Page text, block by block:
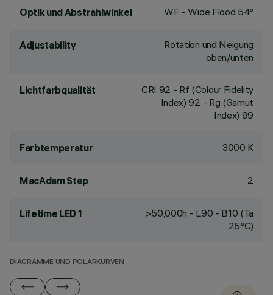
Optik und Abstrahlwinkel WF - Wide Flood 54°
Adjustability
Rotation und Neigung
oben/unten
Lichtfarbqualität CRI 92 - Rf (Colour Fidelity
Index) 92 - Rg (Gamut
Index) 99
Farbtemperatur 3000 K
MacAdam Step 2
Lifetime LED 1
>50,000h - L90 - B10 (Ta
25°C)
DIAGRAMME UND POLARKURVEN